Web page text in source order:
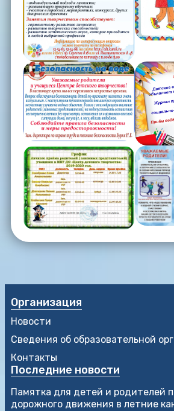
Организация
Новости
Сведения об образовательной
Контакты
Последние новости
Памятка для детей и родителей
дорожного движения в летние